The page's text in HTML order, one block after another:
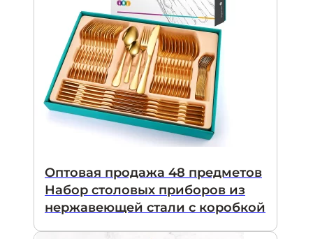
Оптовая продажа 48 предметов
Набор столовых приборов из
нержавеющей стали с коробкой